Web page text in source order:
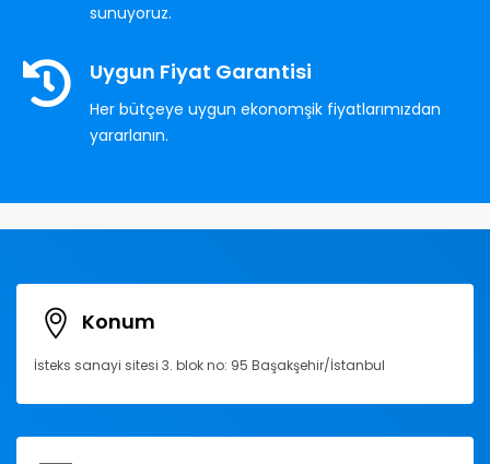
sunuyoruz.
Uygun Fiyat Garantisi
Her bütçeye uygun ekonomşik fiyatlarımızdan
yararlanın.
Konum
İsteks sanayi sitesi 3. blok no: 95 Başakşehir/İstanbul